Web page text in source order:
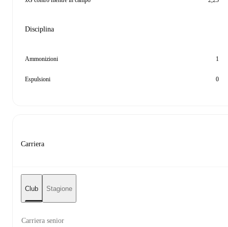
Disciplina
Ammonizioni 1
Espulsioni 0
Carriera
Club Stagione
Carriera senior